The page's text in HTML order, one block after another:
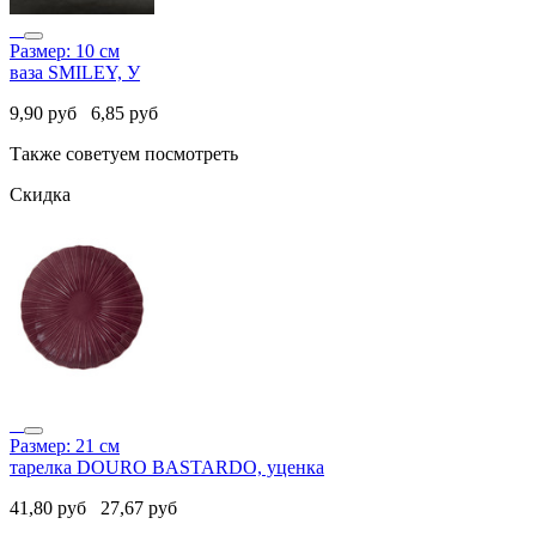
Размер: 10 см
ваза SMILEY, У
9,90 руб 6,85 руб
Также советуем посмотреть
Скидка
Размер: 21 см
тарелка DOURO BASTARDO, уценка
41,80 руб 27,67 руб